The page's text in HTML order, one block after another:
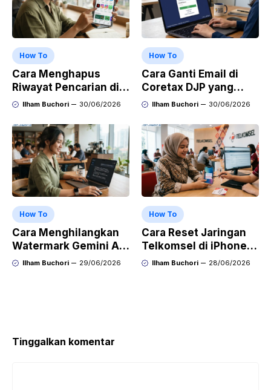
How To
Cara Menghapus
Riwayat Pencarian di
Play Store di HP
OPPO, dan Vivo
Ilham Buchori 30/06/2026
How To
Cara Ganti Email di
Coretax DJP yang
Sudah Tidak Aktif
Ilham Buchori 30/06/2026
How To
Cara Menghilangkan
Watermark Gemini AI
dengan Mudah Hasil
Ilham Buchori 29/06/2026
How To
Cara Reset Jaringan
Telkomsel di iPhone
agar Koneksi Stabil
Ilham Buchori 28/06/2026
Tinggalkan komentar